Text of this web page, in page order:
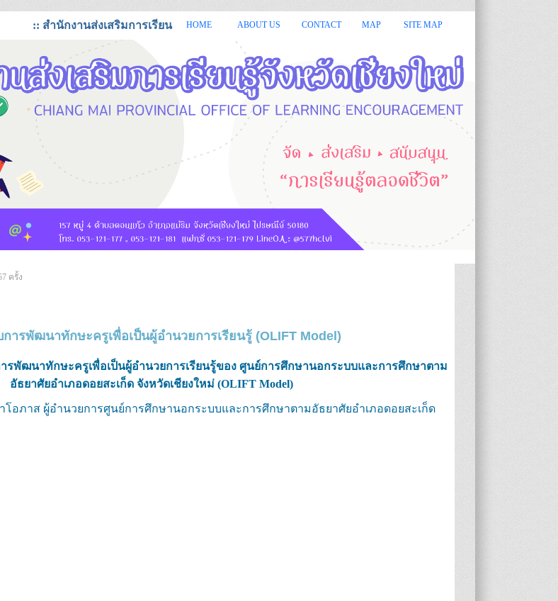
:: สำนักงานส่งเสริมการเรียนรู้จังหวัดเชียงใหม่ ยินดีต้อนรับ :: :: กรมส่งเสริมการเรียนรู้ หรือ สกร.มีหน้าที่จัด
HOME ABOUT US CONTACT MAP SITE MAP
ครั้ง
ารพัฒนาทักษะครูเพื่อเป็นผู้อำนวยการเรียนรู้ (OLIFT Model)
พัฒนาทักษะครูเพื่อเป็นผู้อำนวยการเรียนรู้ของ ศูนย์การศึกษานอกระบบและการศึกษาตาม
อัธยาศัยอำเภอดอยสะเก็ด จังหวัดเชียงใหม่ (OLIFT Model)
อภาส ผู้อำนวยการศูนย์การศึกษานอกระบบและการศึกษาตามอัธยาศัยอำเภอดอยสะเก็ด